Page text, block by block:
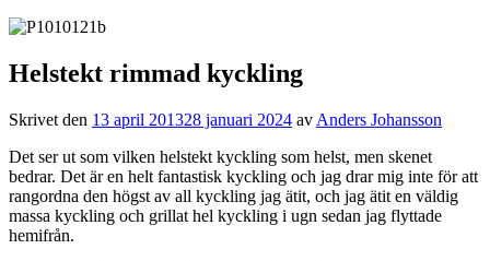
Helstekt rimmad kyckling
Skrivet den 13 april 201328 januari 2024 av Anders Johansson
Det ser ut som vilken helstekt kyckling som helst, men skenet
bedrar. Det är en helt fantastisk kyckling och jag drar mig inte för att
rangordna den högst av all kyckling jag ätit, och jag ätit en väldig
massa kyckling och grillat hel kyckling i ugn sedan jag flyttade
hemifrån.